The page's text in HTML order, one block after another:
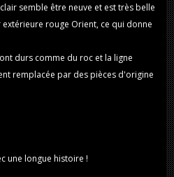
semble être neuve et est très belle
rouge Orient, ce qui donne
durs comme du roc et la ligne
remplacée par des pièces d'origine
une longue histoire !